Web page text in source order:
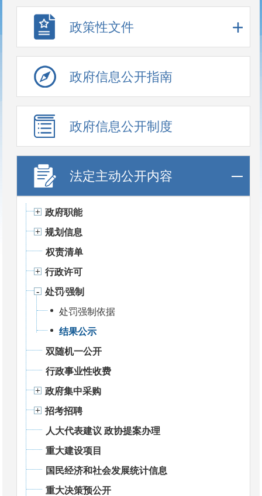
政策性文件
政府信息公开指南
政府信息公开制度
法定主动公开内容
政府职能
规划信息
权责清单
行政许可
处罚⁄强制
处罚强制依据
结果公示
双随机一公开
行政事业性收费
政府集中采购
招考招聘
人大代表建议 政协提案办理
重大建设项目
国民经济和社会发展统计信息
重大决策预公开